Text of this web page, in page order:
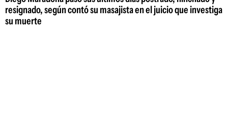
resignado, según contó su masajista en el juicio que investiga
su muerte